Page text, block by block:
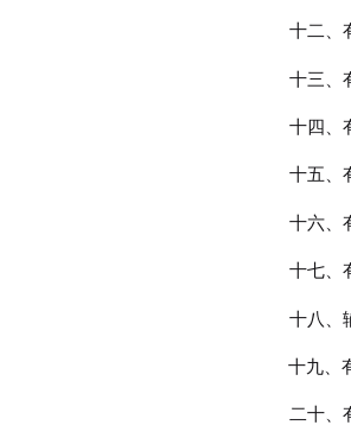
十二、
十三、
十四、
十五、
十六、
十七、
十八、
十九、
二十、